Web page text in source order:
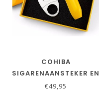
COHIBA
SIGARENAANSTEKER EN
SIGARENKNIPPER SET IN
€49,95